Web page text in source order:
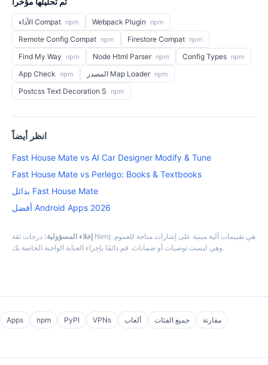
الأداء Compat npm Webpack Plugin npm
Remote Config Compat npm Firestore Compat npm
Find My Way npm Node Html Parser npm Config Types npm
App Check npm المصدر Map Loader npm
Postcss Text Decoration S npm
انظر أيضاً
Fast House Mate vs AI Car Designer Modify & Tune
Fast House Mate vs Perlego: Books & Textbooks
بدائل Fast House Mate
أفضل Android Apps 2026
إخلاء المسؤولية: درجات ثقة Nerq هي تقييمات آلية مبنية على إشارات متاحة للعموم.
وهي ليست توصيات أو ضمانات. قم دائمًا بإجراء العناية الواجبة الخاصة بك.
Apps npm PyPI VPNs ألعاب جميع الفئات مقارنة